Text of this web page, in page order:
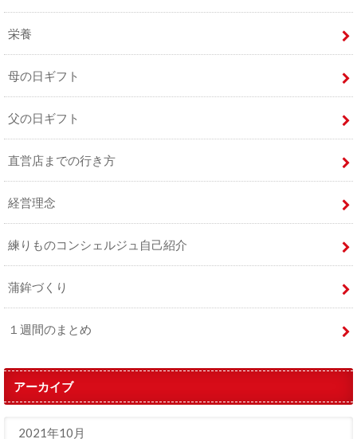
栄養
母の日ギフト
父の日ギフト
直営店までの行き方
経営理念
練りものコンシェルジュ自己紹介
蒲鉾づくり
１週間のまとめ
アーカイブ